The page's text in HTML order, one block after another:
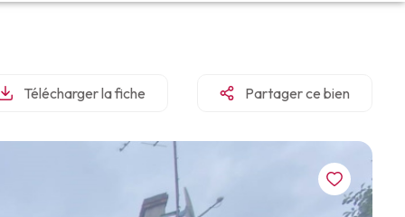
Télécharger la fiche Partager ce bien